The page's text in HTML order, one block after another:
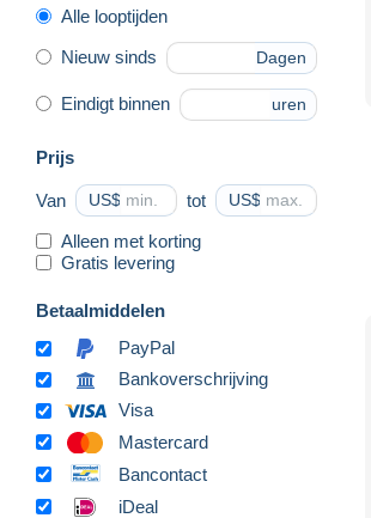
Alle looptijden
Nieuw sinds Dagen
Eindigt binnen uren
Prijs
Van US$ tot US$
Alleen met korting
Gratis levering
Betaalmiddelen
PayPal
Bankoverschrijving
Visa
Mastercard
Bancontact
iDeal